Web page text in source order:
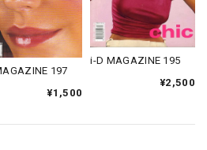
197
¥1,500
i-D MAGAZINE 195
¥2,500